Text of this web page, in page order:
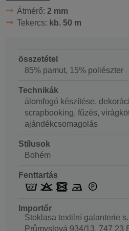
Átmérő: 2 mm
Tekercs: kb. 50 m
összetétel
85% pamut, 15% poliészter
Technikák
álomfogó készítése,
scrapbooking, fűzés,
ajándékcsomagolás
Stílusok
Bohém
Fenttartás
Importőr
Stoklasa textilní galanterie
Průmyslová 934/13, 747 23